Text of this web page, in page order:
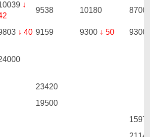
↓
9538 10180
8700
↓ 40 9159 9300 ↓ 50
9300
23420
19500